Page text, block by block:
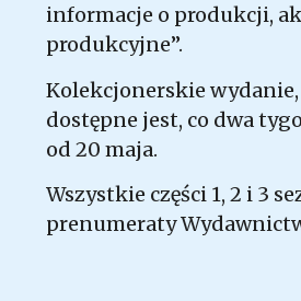
informacje o produkcji,
produkcyjne”.
Kolekcjonerskie
dostępne jest, co dwa
od 20 maja.
Wszystkie części 1, 2 i 3
prenumeraty